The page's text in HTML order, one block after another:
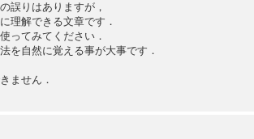
誤りはありますが，
理解できる文章です．
ってみてください．
を自然に覚える事が大事です．
ません．